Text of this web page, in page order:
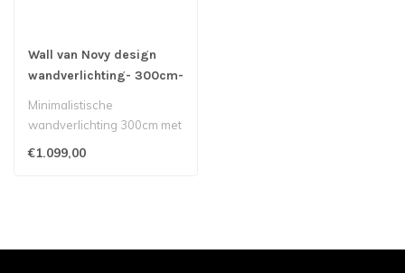
Wall van Novy design
wandverlichting- 300cm-
Minimalistische
wandverlichting 300cm met
€1.099,00